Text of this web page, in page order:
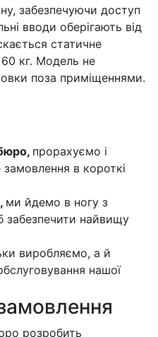
забезпечуючи доступ
вводи оберігають від
статичне
кг. Модель не
поза приміщеннями.
прорахуємо і
в короткі
ми йдемо в ногу з
забезпечити найвищу
виробляємо, а й
нашої
розробить